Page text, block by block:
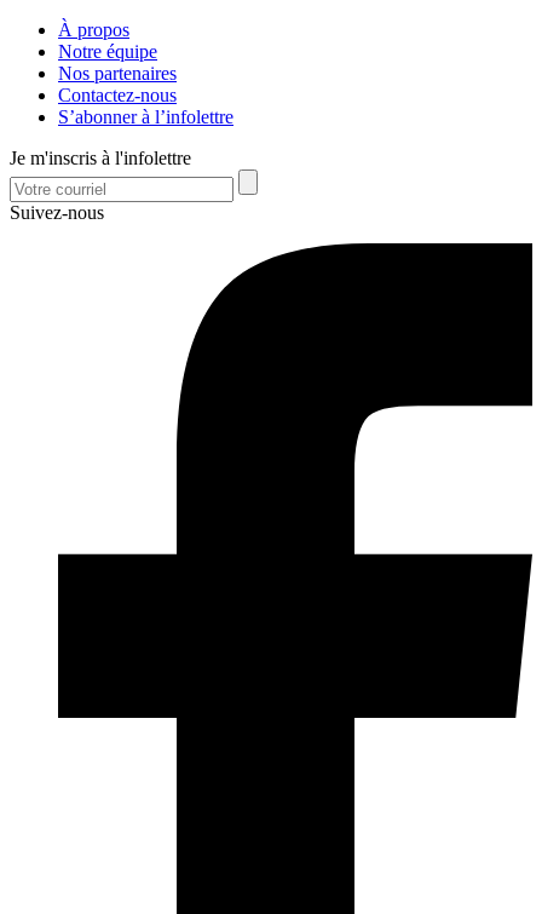
À propos
Notre équipe
Nos partenaires
Contactez-nous
S’abonner à l’infolettre
Je m'inscris à l'infolettre
Suivez-nous